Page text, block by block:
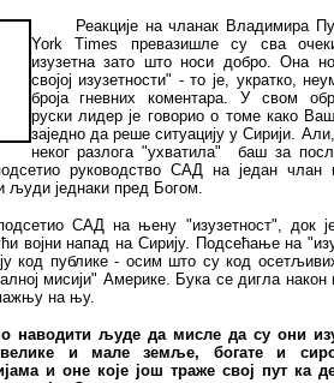
Реакције на чланак Владимира
York Times превазишле су сва
изузетна зато што носи добро. Она
својој изузетности" - то је, укратко,
броја гневних коментара. У свом
руски лидер је говорио о томе како
заједно да реше ситуацију у Сирији.
неког разлога "ухватила" баш за
руководство САД на један члан
људи једнаки пред Богом.
САД на њену "изузетност", док
војни напад на Сирију. Подсећање на
код публике - осим што су код
мисији" Америке. Бука се дигла
на њу.
наводити људе да мисле да су они
велике и мале земље, богате и
и оне које још траже свој пут ка